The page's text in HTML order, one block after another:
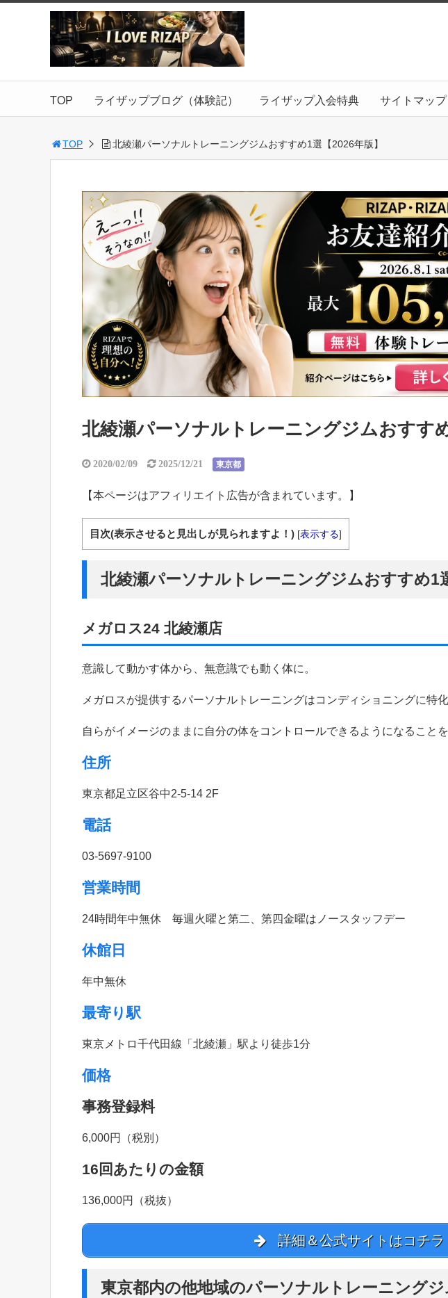
TOP ライザップブログ（体験記） ライザップ入会特典 サイトマップ
TOP 北綾瀬パーソナルトレーニングジムおすすめ1選【2026年版】
北綾瀬パーソナルトレーニングジムおすす
2020/02/09 2025/12/21 東京都
【本ページはアフィリエイト広告が含まれています。】
目次(表示させると見出しが見られますよ！) [表示する]
北綾瀬パーソナルトレーニングジムおすすめ1
メガロス24 北綾瀬店
意識して動かす体から、無意識でも動く体に。
メガロスが提供するパーソナルトレーニングはコンディショニングに特化
自らがイメージのままに自分の体をコントロールできるようになること
住所
東京都足立区谷中2-5-14 2F
電話
03-5697-9100
営業時間
24時間年中無休 毎週火曜と第二、第四金曜はノースタッフデー
休館日
年中無休
最寄り駅
東京メトロ千代田線「北綾瀬」駅より徒歩1分
価格
事務登録料
6,000円（税別）
16回あたりの金額
136,000円（税抜）
詳細＆公式サイトはコチラ
東京都内の他地域のパーソナルトレーニングジ